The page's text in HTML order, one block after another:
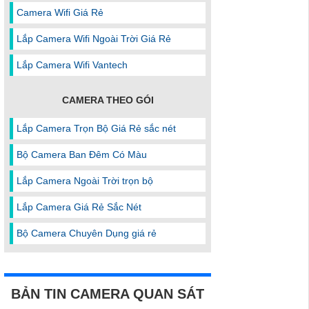
Camera Wifi Giá Rẻ
Lắp Camera Wifi Ngoài Trời Giá Rẻ
Lắp Camera Wifi Vantech
CAMERA THEO GÓI
Lắp Camera Trọn Bộ Giá Rẻ sắc nét
Bộ Camera Ban Đêm Có Màu
Lắp Camera Ngoài Trời trọn bộ
Lắp Camera Giá Rẻ Sắc Nét
Bộ Camera Chuyên Dụng giá rẻ
BẢN TIN CAMERA QUAN SÁT